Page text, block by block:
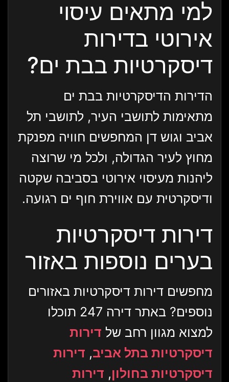
למי מתאים עיסוי
אירוטי בדירות
דיסקרטיות בבת ים?
הדירות הדיסקרטיות בבת ים
מתאימות לתושבי העיר, לתושבי תל
אביב וגוש דן המחפשים חוויה מפנקת
מחוץ לעיר הגדולה, ולכל מי שרוצה
ליהנות מעיסוי אירוטי בסביבה שקטה
ודיסקרטית עם אווירת חוף ים רגועה.
דירות דיסקרטיות
בערים נוספות באזור
מחפשים דירות דיסקרטיות באזורים
נוספים? באתר דירה 247 תוכלו
למצוא מגוון רחב של דירות
דיסקרטיות בתל אביב, דירות
דיסקרטיות בחולון, דירות